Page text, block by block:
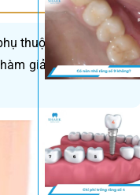
thuộc trực tiếp vào
giả tháo lắp. Mỗi